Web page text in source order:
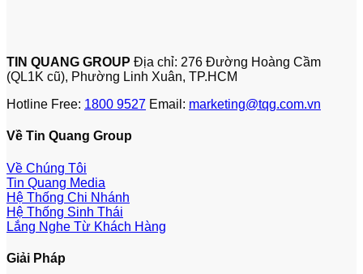
TIN QUANG GROUP Địa chỉ: 276 Đường Hoàng Cầm
(QL1K cũ), Phường Linh Xuân, TP.HCM
Hotline Free: 1800 9527 Email: marketing@tqg.com.vn
Về Tin Quang Group
Về Chúng Tôi
Tin Quang Media
Hệ Thống Chi Nhánh
Hệ Thống Sinh Thái
Lắng Nghe Từ Khách Hàng
Giải Pháp